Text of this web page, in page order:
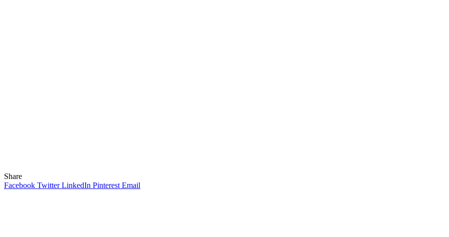
Share
Facebook Twitter LinkedIn Pinterest Email